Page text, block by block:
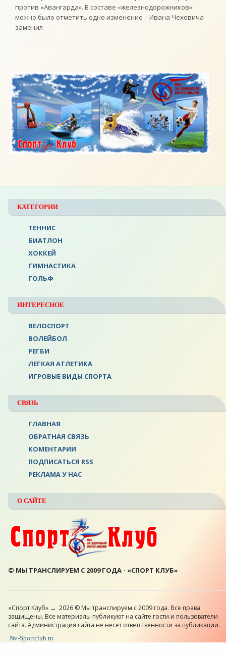
против «Авангарда». В составе «железнодорожников»
можно было отметить одно изменение – Ивана Чеховича
заменил
КАТЕГОРИИ
ТЕННИС
БИАТЛОН
ХОККЕЙ
ГИМНАСТИКА
ГОЛЬФ
ИНТЕРЕСНОЕ
ВЕЛОСПОРТ
ВОЛЕЙБОЛ
РЕГБИ
ЛЕГКАЯ АТЛЕТИКА
ИГРОВЫЕ ВИДЫ СПОРТА
СВЯЗЬ
ГЛАВНАЯ
ОБРАТНАЯ СВЯЗЬ
КОМЕНТАРИИ
ПОДПИСАТЬСЯ RSS
РЕКЛАМА У НАС
О САЙТЕ
© МЫ ТРАНСЛИРУЕМ С 2009 ГОДА - «СПОРТ КЛУБ»
«Спорт Клуб» → 2026 © Мы транслируем с 2009 года. Все права
защищены. Все материалы публикуют на сайте гости и пользователи
сайта. Администрация сайта не несет ответственности за публикации.
Nv-Sportclub.ru